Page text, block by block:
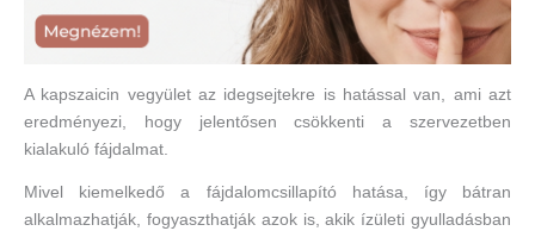
A kapszaicin vegyület az idegsejtekre is hatással van, ami azt
eredményezi, hogy jelentősen csökkenti a szervezetben
kialakuló fájdalmat.
Mivel kiemelkedő a fájdalomcsillapító hatása, így bátran
alkalmazhatják, fogyaszthatják azok is, akik ízületi gyulladásban